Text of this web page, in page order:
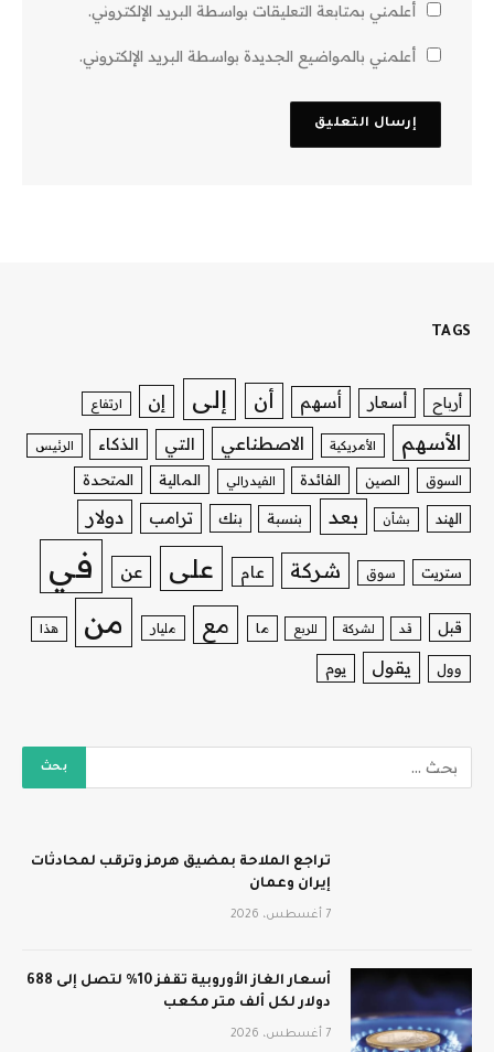
أعلمني بمتابعة التعليقات بواسطة البريد الإلكتروني.
أعلمني بالمواضيع الجديدة بواسطة البريد الإلكتروني.
TAGS
أرباح أسعار أسهم أن إلى إن ارتفاع
الأسهم الأمريكية الاصطناعي التي الذكاء الرئيس
السوق الصين الفائدة الفيدرالي المالية المتحدة
الهند بشأن بعد بنسبة بنك ترامب دولار
ستريت سوق شركة عام على عن في
قبل قد لشركة للربع ما مع مليار من هذا
وول يقول يوم
تراجع الملاحة بمضيق هرمز وترقب لمحادثات
إيران وعمان
7 أغسطس، 2026
أسعار الغاز الأوروبية تقفز 10% لتصل إلى 688
دولار لكل ألف متر مكعب
7 أغسطس، 2026